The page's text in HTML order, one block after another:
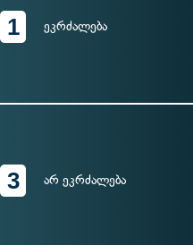
1 ეკრძალება
3 არ ეკრძალება